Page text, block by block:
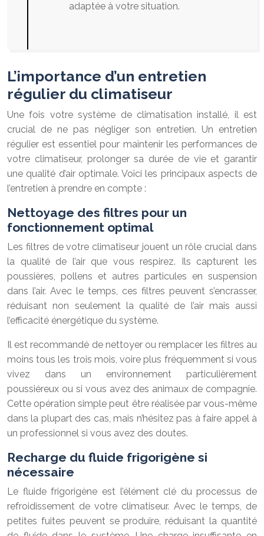
adaptée à votre situation.
L’importance d’un entretien
régulier du climatiseur
Une fois votre système de climatisation installé, il est
crucial de ne pas négliger son entretien. Un entretien
régulier est essentiel pour maintenir les performances de
votre climatiseur, prolonger sa durée de vie et garantir
une qualité d’air optimale. Voici les principaux aspects de
l’entretien à prendre en compte :
Nettoyage des filtres pour un
fonctionnement optimal
Les filtres de votre climatiseur jouent un rôle crucial dans
la qualité de l’air que vous respirez. Ils capturent les
poussières, pollens et autres particules en suspension
dans l’air. Avec le temps, ces filtres peuvent s’encrasser,
réduisant non seulement la qualité de l’air mais aussi
l’efficacité énergétique du système.
Il est recommandé de nettoyer ou remplacer les filtres au
moins tous les trois mois, voire plus fréquemment si vous
vivez dans un environnement particulièrement
poussiéreux ou si vous avez des animaux de compagnie.
Cette opération simple peut être réalisée par vous-même
dans la plupart des cas, mais n’hésitez pas à faire appel à
un professionnel si vous avez des doutes.
Recharge du fluide frigorigène si
nécessaire
Le fluide frigorigène est l’élément clé du processus de
refroidissement de votre climatiseur. Avec le temps, de
petites fuites peuvent se produire, réduisant la quantité